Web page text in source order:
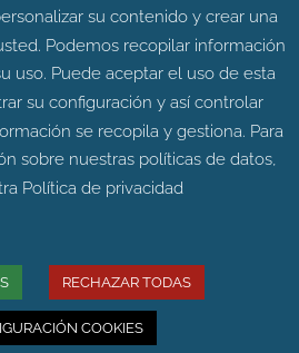
Aragosaurus 2023.
Facultad de Ciencias.
Pedro Cerbuna 12 - 50009
ZARAGOZA
web:Intesiscon
su contenido y crear una
Podemos recopilar información
uso. Puede aceptar el uso de esta
su configuración y así controlar
se recopila y gestiona. Para
sobre nuestras políticas de datos,
Política de privacidad
RECHAZAR TODAS
COOKIES